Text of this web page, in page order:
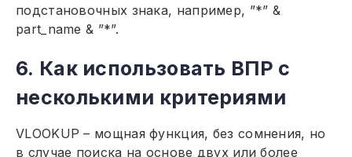
подстановочных знака, например, ”*” &
part_name & ”*”.
6. Как использовать ВПР с
несколькими критериями
VLOOKUP – мощная функция, без сомнения, но
в случае поиска на основе двух или более